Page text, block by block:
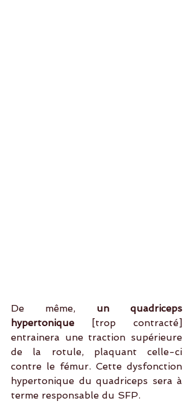
De même, un quadriceps
hypertonique [trop contracté]
entrainera une traction supérieure
de la rotule, plaquant celle-ci
contre le fémur. Cette dysfonction
hypertonique du quadriceps sera à
terme responsable du SFP.